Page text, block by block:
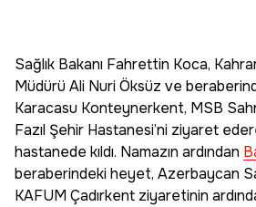
Sağlık Bakanı Fahrettin Koca,
Müdürü Ali Nuri Öksüz ve
Karacasu Konteynerkent, MSB
Fazıl Şehir Hastanesi’ni ziyaret
hastanede kıldı. Namazın ardından
beraberindeki heyet, Azerbaycan
KAFUM Çadırkent ziyaretinin